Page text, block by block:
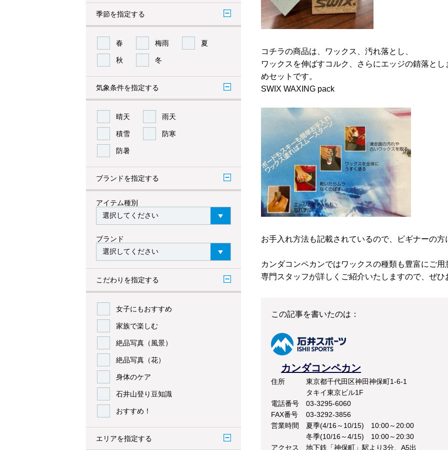
季節を指定する
春 梅雨 夏
秋 冬
気象条件を指定する
晴天 雨天
積雪 防寒
防暑
ブランドを指定する
アイテム種別
ブランド
こだわりを指定する
女子にもおすすめ
家族で楽しむ
絶品写真（風景）
絶品写真（花）
身体のケア
石井山登り豆知識
おすすめ！
エリアを指定する
コチラの商品は、ワックス、汚れ落とし、
ワックスを伸ばすコルク、さらにエッジの錆落と
めセットです。
SWIX WAXING pack
お手入れ方法も記載されているので、ビギナーの方
カンダコンペカンではワックスの種類も豊富にご用
専門スタッフが詳しくご紹介いたしますので、ぜひ
この記事を書いたのは：
カンダコンペカン
住所
東京都千代田区神田神保町1-6-1
タキイ東京ビル1F
電話番号
03-3295-6060
FAX番号
03-3292-3856
営業時間
夏季(4/16～10/15) 10:00～20:00
冬季(10/16～4/15) 10:00～20:30
アクセス
地下鉄「神保町」駅より3分、A5出